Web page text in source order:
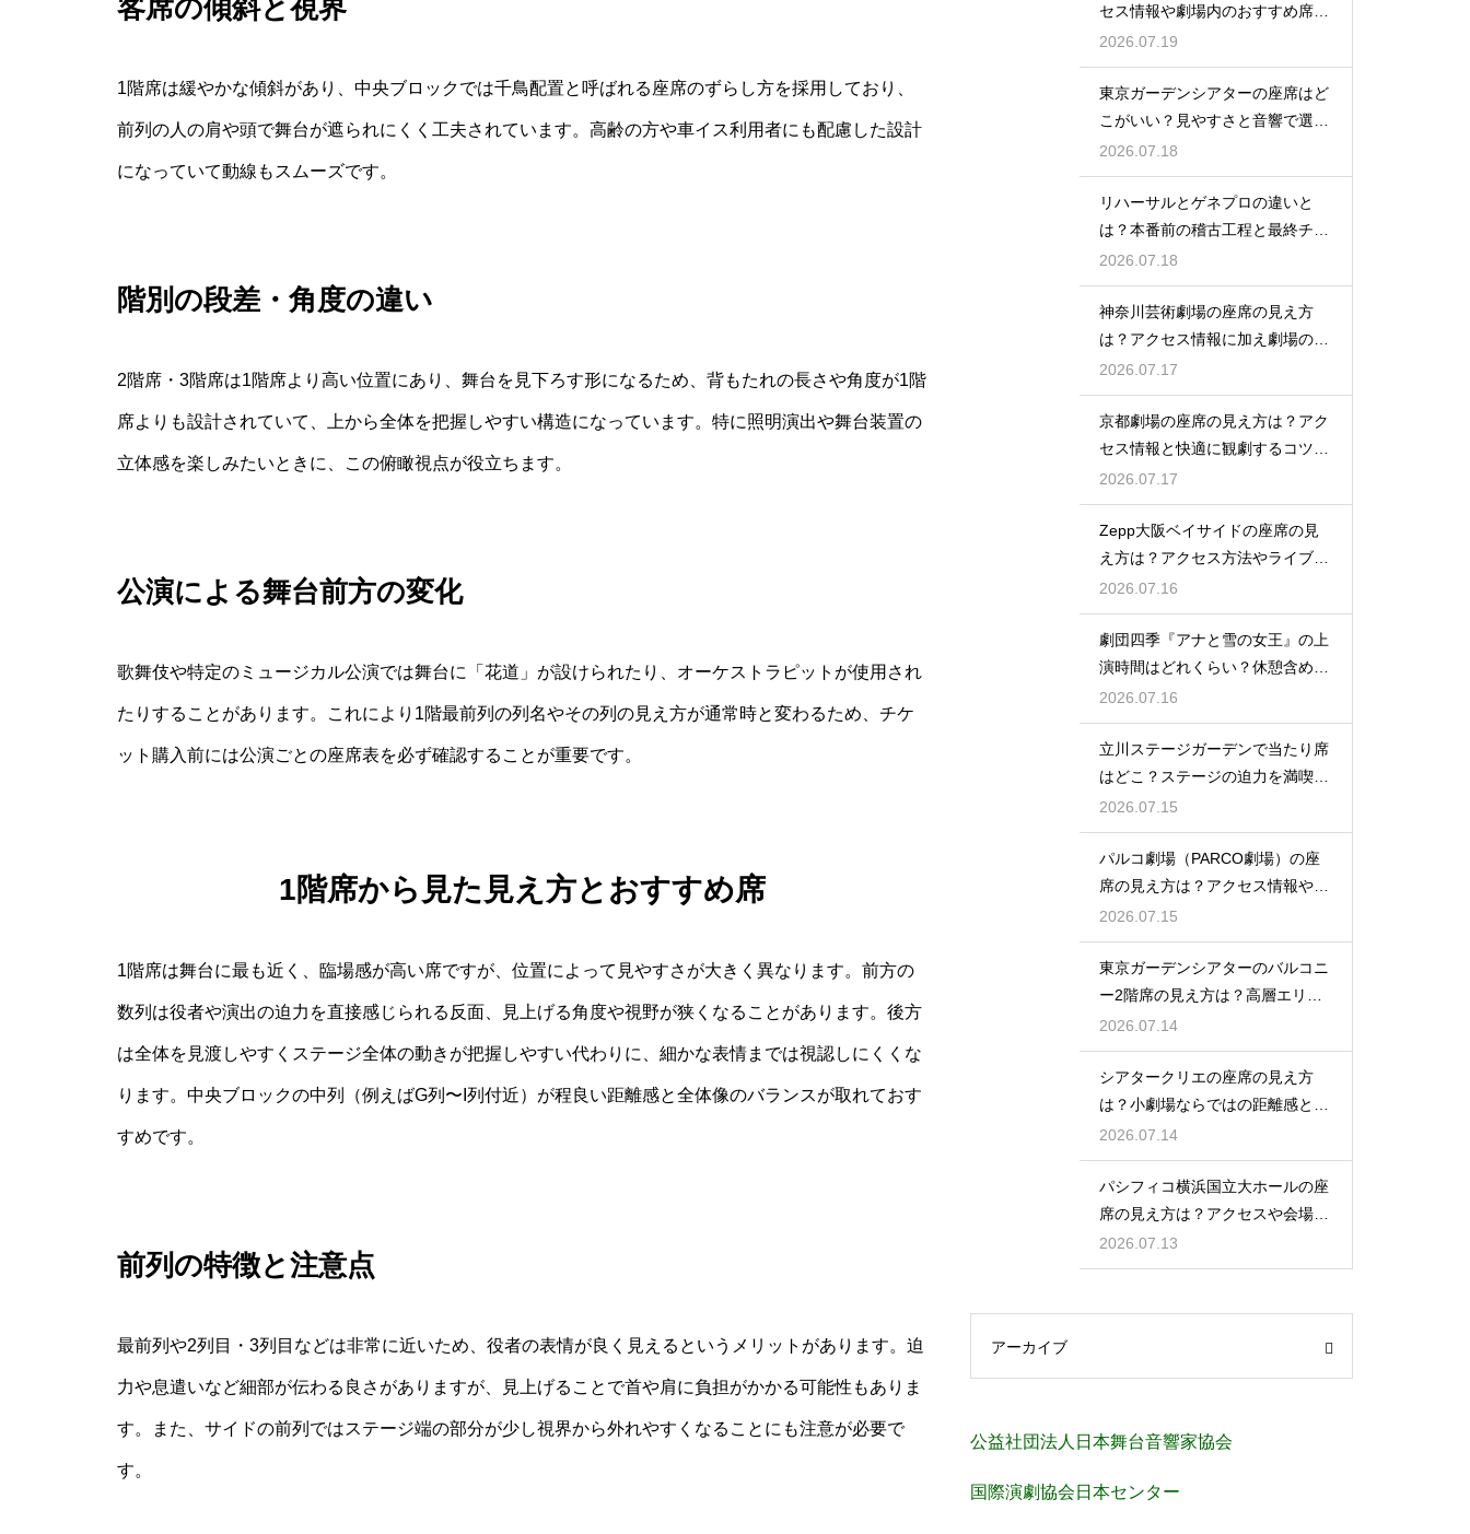
客席の傾斜と視界
1階席は緩やかな傾斜があり、中央ブロックでは千鳥配置と呼ばれる座席のずらし方を採用しており、
前列の人の肩や頭で舞台が遮られにくく工夫されています。高齢の方や車イス利用者にも配慮した設計
になっていて動線もスムーズです。
階別の段差・角度の違い
2階席・3階席は1階席より高い位置にあり、舞台を見下ろす形になるため、背もたれの長さや角度が1階
席よりも設計されていて、上から全体を把握しやすい構造になっています。特に照明演出や舞台装置の
立体感を楽しみたいときに、この俯瞰視点が役立ちます。
公演による舞台前方の変化
歌舞伎や特定のミュージカル公演では舞台に「花道」が設けられたり、オーケストラピットが使用され
たりすることがあります。これにより1階最前列の列名やその列の見え方が通常時と変わるため、チケ
ット購入前には公演ごとの座席表を必ず確認することが重要です。
1階席から見た見え方とおすすめ席
1階席は舞台に最も近く、臨場感が高い席ですが、位置によって見やすさが大きく異なります。前方の
数列は役者や演出の迫力を直接感じられる反面、見上げる角度や視野が狭くなることがあります。後方
は全体を見渡しやすくステージ全体の動きが把握しやすい代わりに、細かな表情までは視認しにくくな
ります。中央ブロックの中列（例えばG列〜I列付近）が程良い距離感と全体像のバランスが取れておす
すめです。
前列の特徴と注意点
最前列や2列目・3列目などは非常に近いため、役者の表情が良く見えるというメリットがあります。迫
力や息遣いなど細部が伝わる良さがありますが、見上げることで首や肩に負担がかかる可能性もありま
す。また、サイドの前列ではステージ端の部分が少し視界から外れやすくなることにも注意が必要で
す。
セス情報や劇場内のおすすめ席を
徹底ガイド
2026.07.19
東京ガーデンシアターの座席はど
こがいい？見やすさと音響で選ぶ
おすすめのポジション
2026.07.18
リハーサルとゲネプロの違いと
は？本番前の稽古工程と最終チェ
ックの意味を解説
2026.07.18
神奈川芸術劇場の座席の見え方
は？アクセス情報に加え劇場の魅
力を徹底解説
2026.07.17
京都劇場の座席の見え方は？アク
セス情報と快適に観劇するコツを
事前にチェック
2026.07.17
Zepp大阪ベイサイドの座席の見
え方は？アクセス方法やライブを
楽しむポイントを紹介
2026.07.16
劇団四季『アナと雪の女王』の上
演時間はどれくらい？休憩含めた
公演の長さを解説
2026.07.16
立川ステージガーデンで当たり席
はどこ？ステージの迫力を満喫で
きるベストポジションを紹介
2026.07.15
パルコ劇場（PARCO劇場）の座
席の見え方は？アクセス情報や劇
場の特徴も徹底紹介
2026.07.15
東京ガーデンシアターのバルコニ
ー2階席の見え方は？高層エリア
からの視界と音響をチェック
2026.07.14
シアタークリエの座席の見え方
は？小劇場ならではの距離感と見
やすさを解説
2026.07.14
パシフィコ横浜国立大ホールの座
席の見え方は？アクセスや会場の
規模感も徹底チェック
2026.07.13
アーカイブ
公益社団法人日本舞台音響家協会
国際演劇協会日本センター